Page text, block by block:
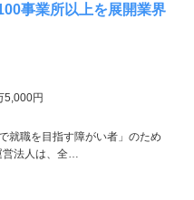
事業所以上を展開業界
5,000円
就職を目指す障がい者」のため
法人は、全…